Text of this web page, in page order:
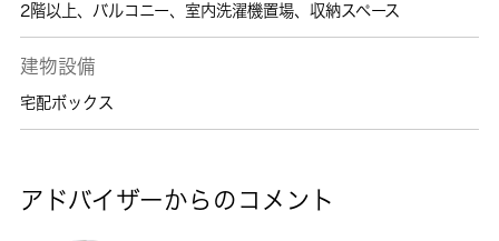
2階以上、 バルコニー、 室内洗濯機置場、 収納スペース
建物設備
宅配ボックス
アドバイザーからのコメント